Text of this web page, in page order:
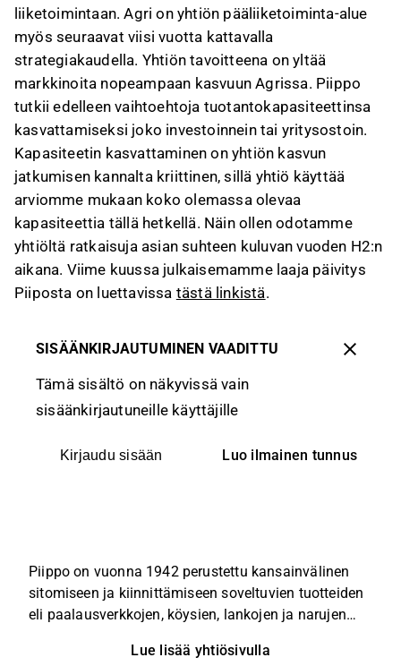
liiketoimintaan. Agri on yhtiön pääliiketoiminta-alue
myös seuraavat viisi vuotta kattavalla
strategiakaudella. Yhtiön tavoitteena on yltää
markkinoita nopeampaan kasvuun Agrissa. Piippo
tutkii edelleen vaihtoehtoja tuotantokapasiteettinsa
kasvattamiseksi joko investoinnein tai yritysostoin.
Kapasiteetin kasvattaminen on yhtiön kasvun
jatkumisen kannalta kriittinen, sillä yhtiö käyttää
arviomme mukaan koko olemassa olevaa
kapasiteettia tällä hetkellä. Näin ollen odotamme
yhtiöltä ratkaisuja asian suhteen kuluvan vuoden H2:n
aikana. Viime kuussa julkaisemamme laaja päivitys
Piiposta on luettavissa tästä linkistä.
SISÄÄNKIRJAUTUMINEN VAADITTU
Tämä sisältö on näkyvissä vain
sisäänkirjautuneille käyttäjille
Kirjaudu sisään Luo ilmainen tunnus
Piippo on vuonna 1942 perustettu kansainvälinen
sitomiseen ja kiinnittämiseen soveltuvien tuotteiden
eli paalausverkkojen, köysien, lankojen ja narujen
keskittynyt teollisuusyhtiö. Piipon liiketoiminta
Lue lisää yhtiösivulla